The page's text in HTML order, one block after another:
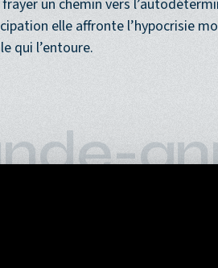
frayer un chemin vers
elle affronte l’hypocrisie
qui l’entoure.